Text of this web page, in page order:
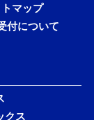
マップ
付について
クス